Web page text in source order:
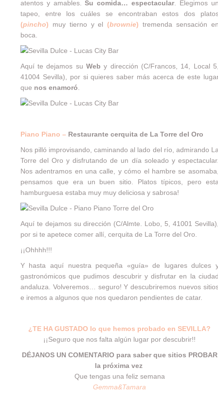
atentos y amables.Su comida… espectacular. Elegimos
tapeo, entre los cuáles se encontraban estos dos
(pincho) muy tierno y el(brownie) tremenda sensación
boca.
Aquí te dejamos suWeb y dirección (C/Francos, 14, Local
41004 Sevilla), por si quieres saber más acerca de este
que nos enamoró
Piano Piano – Restaurante cerquita de La Torre del Oro
Nos pilló improvisando, caminando al lado del río, admirando
Torre del Oro y disfrutando de un día soleado y
Nos adentramos en una calle, y cómo el hambre se
pensamos que era un buen sitio. Platos típicos, pero
hamburguesa estaba muy muy deliciosa y sabrosa!
Aquí te dejamos su dirección (C/Almte. Lobo, 5, 41001
por si te apetece comer allí, cerquita de La Torre del Oro.
¡¡Ohhhh!!!
Y hasta aquí nuestra pequeña «guía» de lugares dulces
gastronómicos que pudimos descubrir y disfrutar en la
andaluza. Volveremos… seguro! Y descubriremos nuevos
e iremos a algunos que nos quedaron pendientes de catar.
¿TE HA GUSTADO lo que hemos probado en SEVILLA?
¡¡Seguro que nos falta algún lugar por descubrir!!
DÉJANOS UN COMENTARIO para saber que sitios PROBAR
la próxima vez
Que tengas una feliz semana
Gemma&Tamara